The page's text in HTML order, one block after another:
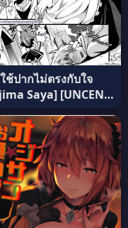
ช้ปากไม่ตรงกับใจ
Saya] [UNCEN]
Maid Ch.1
ไทย ภาค 2